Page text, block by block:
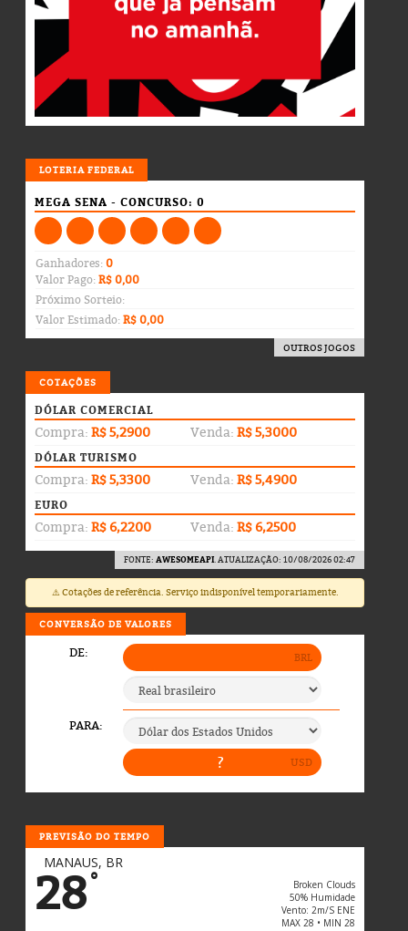
LOTERIA
MEGA SENA - CONCURSO: 0
LOTERIA FEDERAL
Ganhadores:0
Valor Pago:R$ 0,00
Próximo Sorteio:
Valor Estimado:R$ 0,00
OUTROS JOGOS
COTAÇÕES
DÓLAR COMERCIAL
Compra: R$ 5,2900 Venda: R$ 5,3000
DÓLAR TURISMO
Compra: R$ 5,3300 Venda: R$ 5,4900
EURO
Compra: R$ 6,2200 Venda: R$ 6,2500
FONTE: AWESOMEAPI. ATUALIZAÇÃO: 10/08/2026 02:47
⚠️ Cotações de referência. Serviço indisponível temporariamente.
CONVERSÃO DE VALORES
PREVISÃO DO TEMPO
MANAUS, BR
28°
Broken Clouds
50% Humidade
Vento: 2m/s ENE
MAX 28 • MIN 28